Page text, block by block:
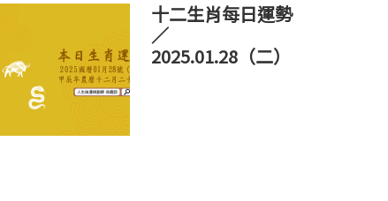
十二生肖每日運勢
／
2025.01.28（二）